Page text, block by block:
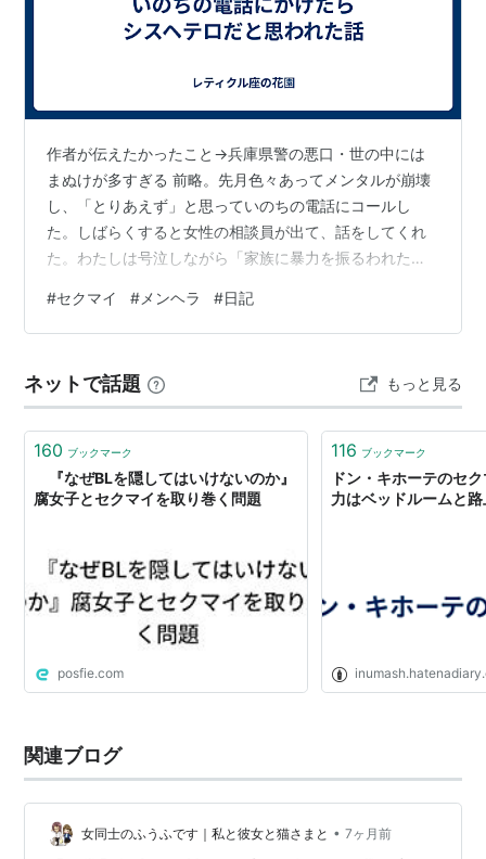
作者が伝えたかったこと→兵庫県警の悪口・世の中には
まぬけが多すぎる 前略。先月色々あってメンタルが崩壊
し、「とりあえず」と思っていのちの電話にコールし
た。しばらくすると女性の相談員が出て、話をしてくれ
た。わたしは号泣しながら「家族に暴力を振るわれたり
いを受けて憤慨したり、絶望した話」や「今すぐこの家
から出て行きたい」といったような話をした。 すると、
と。 まず驚いた。わたしは「家族」と同居しているとは
言ったが、彼氏と同棲しているとは一言も言っていなか
ったからである。その人の中では暴力を振るう・振…
#セクマイ # メンヘラ #日記
ネットで話題 もっと見る
160 ブックマーク
『なぜBLを隠してはいけないのか』
腐女子とセクマイを取り巻く問題
posfie.com
116 ブックマーク
ドン・キホーテのセ
力はベッドルームと
関連ブログ
女同士のふうふです｜私と彼女と猫さまと • 7ヶ月前